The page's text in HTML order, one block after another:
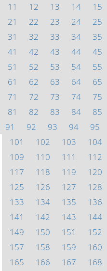
11
12 13 14 15
21
22 23 24 25
31
32 33 34 35
41
42 43 44 45
51
52 53 54 55
61
62 63 64 65
71
72 73 74 75
81
82 83 84 85
91
92 93 94 95
101
102 103 104
109
110 111 112
117
118 119 120
125
126 127 128
133
134 135 136
141
142 143 144
149
150 151 152
157
158 159 160
165
166 167 168